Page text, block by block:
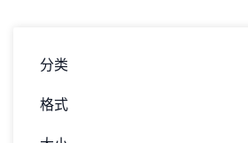
分类
格式